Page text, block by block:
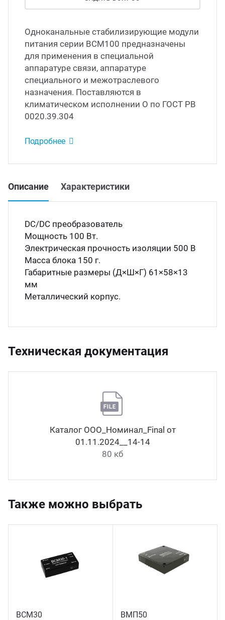
модули питания
DC преобразователи
AC инверторы
преобразователи
преобразователи
Одноканальные стабилизирующие модули
питания серии ВСМ100 предназначены
для применения в специальной
аппаратуре связи, аппаратуре
специального и межотраслевого
назначения. Поставляются в
климатическом исполнении О по ГОСТ РВ
0020.39.304
Подробнее
Описание Характеристики
DC/DC преобразователь
Мощность 100 Вт.
Электрическая прочность изоляции 500 В
Масса блока 150 г.
Габаритные размеры (Д×Ш×Г) 61×58×13
мм
Металлический корпус.
Техническая документация
Каталог ООО_Номинал_Final от
01.11.2024__14-14
80 кб
Также можно выбрать
ВСМ30 ВМП50